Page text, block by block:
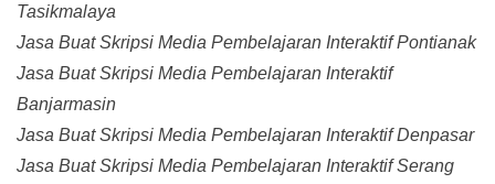
Tasikmalaya
Jasa Buat Skripsi Media Pembelajaran Interaktif Pontianak
Jasa Buat Skripsi Media Pembelajaran Interaktif
Banjarmasin
Jasa Buat Skripsi Media Pembelajaran Interaktif Denpasar
Jasa Buat Skripsi Media Pembelajaran Interaktif Serang